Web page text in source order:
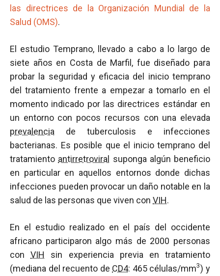
las directrices de la Organización Mundial de la
Salud (OMS).
El estudio Temprano, llevado a cabo a lo largo de
siete años en Costa de Marfil, fue diseñado para
probar la seguridad y eficacia del inicio temprano
del tratamiento frente a empezar a tomarlo en el
momento indicado por las directrices estándar en
un entorno con pocos recursos con una elevada
prevalencia de tuberculosis e infecciones
bacterianas. Es posible que el inicio temprano del
tratamiento antirretroviral suponga algún beneficio
en particular en aquellos entornos donde dichas
infecciones pueden provocar un daño notable en la
salud de las personas que viven con VIH.
En el estudio realizado en el país del occidente
africano participaron algo más de 2000 personas
conVIH
sin experiencia previa en tratamiento
(mediana del recuento de CD4: 465 células/mm3) y